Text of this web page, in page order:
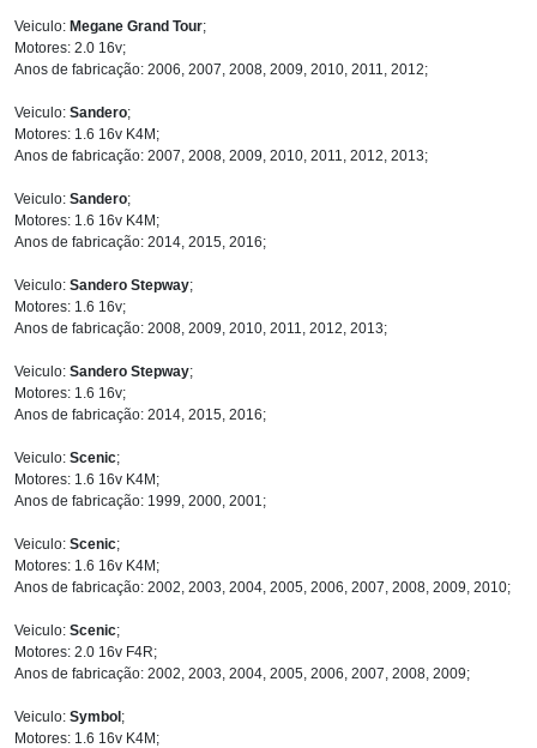
Veiculo: Megane Grand Tour;
Motores: 2.0 16v;
Anos de fabricação: 2006, 2007, 2008, 2009, 2010, 2011, 2012;
Veiculo: Sandero;
Motores: 1.6 16v K4M;
Anos de fabricação: 2007, 2008, 2009, 2010, 2011, 2012, 2013;
Veiculo: Sandero;
Motores: 1.6 16v K4M;
Anos de fabricação: 2014, 2015, 2016;
Veiculo: Sandero Stepway;
Motores: 1.6 16v;
Anos de fabricação: 2008, 2009, 2010, 2011, 2012, 2013;
Veiculo: Sandero Stepway;
Motores: 1.6 16v;
Anos de fabricação: 2014, 2015, 2016;
Veiculo: Scenic;
Motores: 1.6 16v K4M;
Anos de fabricação: 1999, 2000, 2001;
Veiculo: Scenic;
Motores: 1.6 16v K4M;
Anos de fabricação: 2002, 2003, 2004, 2005, 2006, 2007, 2008, 2009, 2010;
Veiculo: Scenic;
Motores: 2.0 16v F4R;
Anos de fabricação: 2002, 2003, 2004, 2005, 2006, 2007, 2008, 2009;
Veiculo: Symbol;
Motores: 1.6 16v K4M;